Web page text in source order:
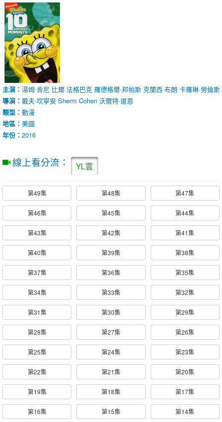
主演： 湯姆·肯尼 比爾·法格巴克 羅德格爾·邦帕斯 克蘭西·布朗 卡羅琳·勞倫斯
導演： 戴夫·坎寧安 Sherm Cohen 沃爾特·道恩
類型： 動漫
地區： 美國
年份： 2016
線上看分流： YL雲
第49集 第48集 第47集
第46集 第45集 第44集
第43集 第42集 第41集
第40集 第39集 第38集
第37集 第36集 第35集
第34集 第33集 第32集
第31集 第30集 第29集
第28集 第27集 第26集
第25集 第24集 第23集
第22集 第21集 第20集
第19集 第18集 第17集
第16集 第15集 第14集